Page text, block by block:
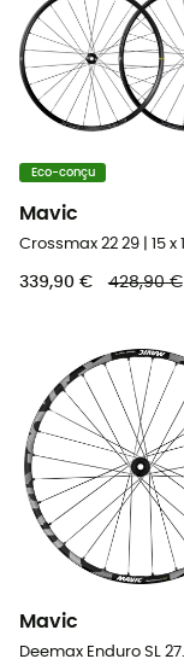
Eco-conçu
Mavic
339,90 € 428,90 €
Mavic